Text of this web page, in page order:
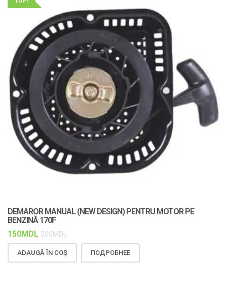
DEMAROR MANUAL (NEW DESIGN) PENTRU MOTOR PE
BENZINĂ 170F
150MDL 200MDL
ADAUGĂ ÎN COȘ ПОДРОБНЕЕ